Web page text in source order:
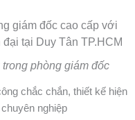
phòng giám đốc